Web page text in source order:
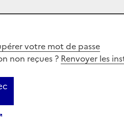
votre mot de passe
non reçues ? Renvoyer les